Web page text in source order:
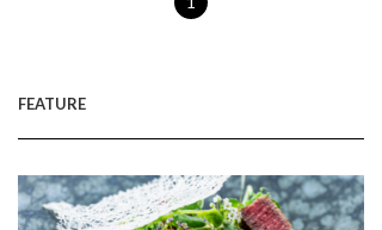
FEATURE